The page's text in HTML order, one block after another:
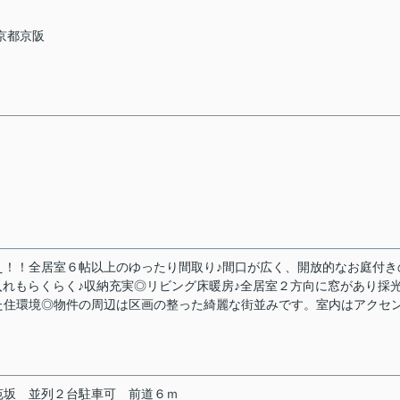
都京阪
！全居室６帖以上のゆったり間取り♪間口が広く、開放的なお庭付き
もらくらく♪収納充実◎リビング床暖房♪全居室２方向に窓があり採
環境◎物件の周辺は区画の整った綺麗な街並みです。室内はアクセ
坂 並列２台駐車可 前道６ｍ